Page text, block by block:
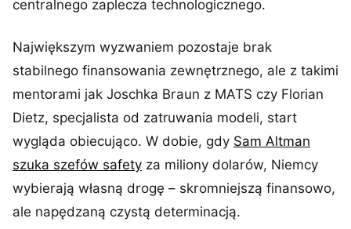
centralnego zaplecza technologicznego.
Największym wyzwaniem pozostaje brak
stabilnego finansowania zewnętrznego, ale z takimi
mentorami jak Joschka Braun z MATS czy Florian
Dietz, specjalista od zatruwania modeli, start
wygląda obiecująco. W dobie, gdy Sam Altman
szuka szefów safety za miliony dolarów, Niemcy
wybierają własną drogę – skromniejszą finansowo,
ale napędzaną czystą determinacją.